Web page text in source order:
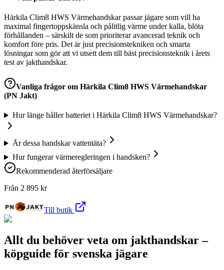
Härkila Clim8 HWS Värmehandskar passar jägare som vill ha
maximal fingertoppskänsla och pålitlig värme under kalla, blöta
förhållanden – särskilt de som prioriterar avancerad teknik och
komfort före pris. Det är just precisionstekniken och smarta
lösningar som gör att vi utsett dem till bäst precisionsteknik i årets
test av jakthandskar.
Vanliga frågor om Härkila Clim8 HWS Värmehandskar
(PN Jakt)
Hur länge håller batteriet i Härkila Clim8 HWS Värmehandskar?
Är dessa handskar vattentäta?
Hur fungerar värmeregleringen i handsken?
Rekommenderad återförsäljare
Från 2 895 kr
Till butik
Allt du behöver veta om jakthandskar –
köpguide för svenska jägare